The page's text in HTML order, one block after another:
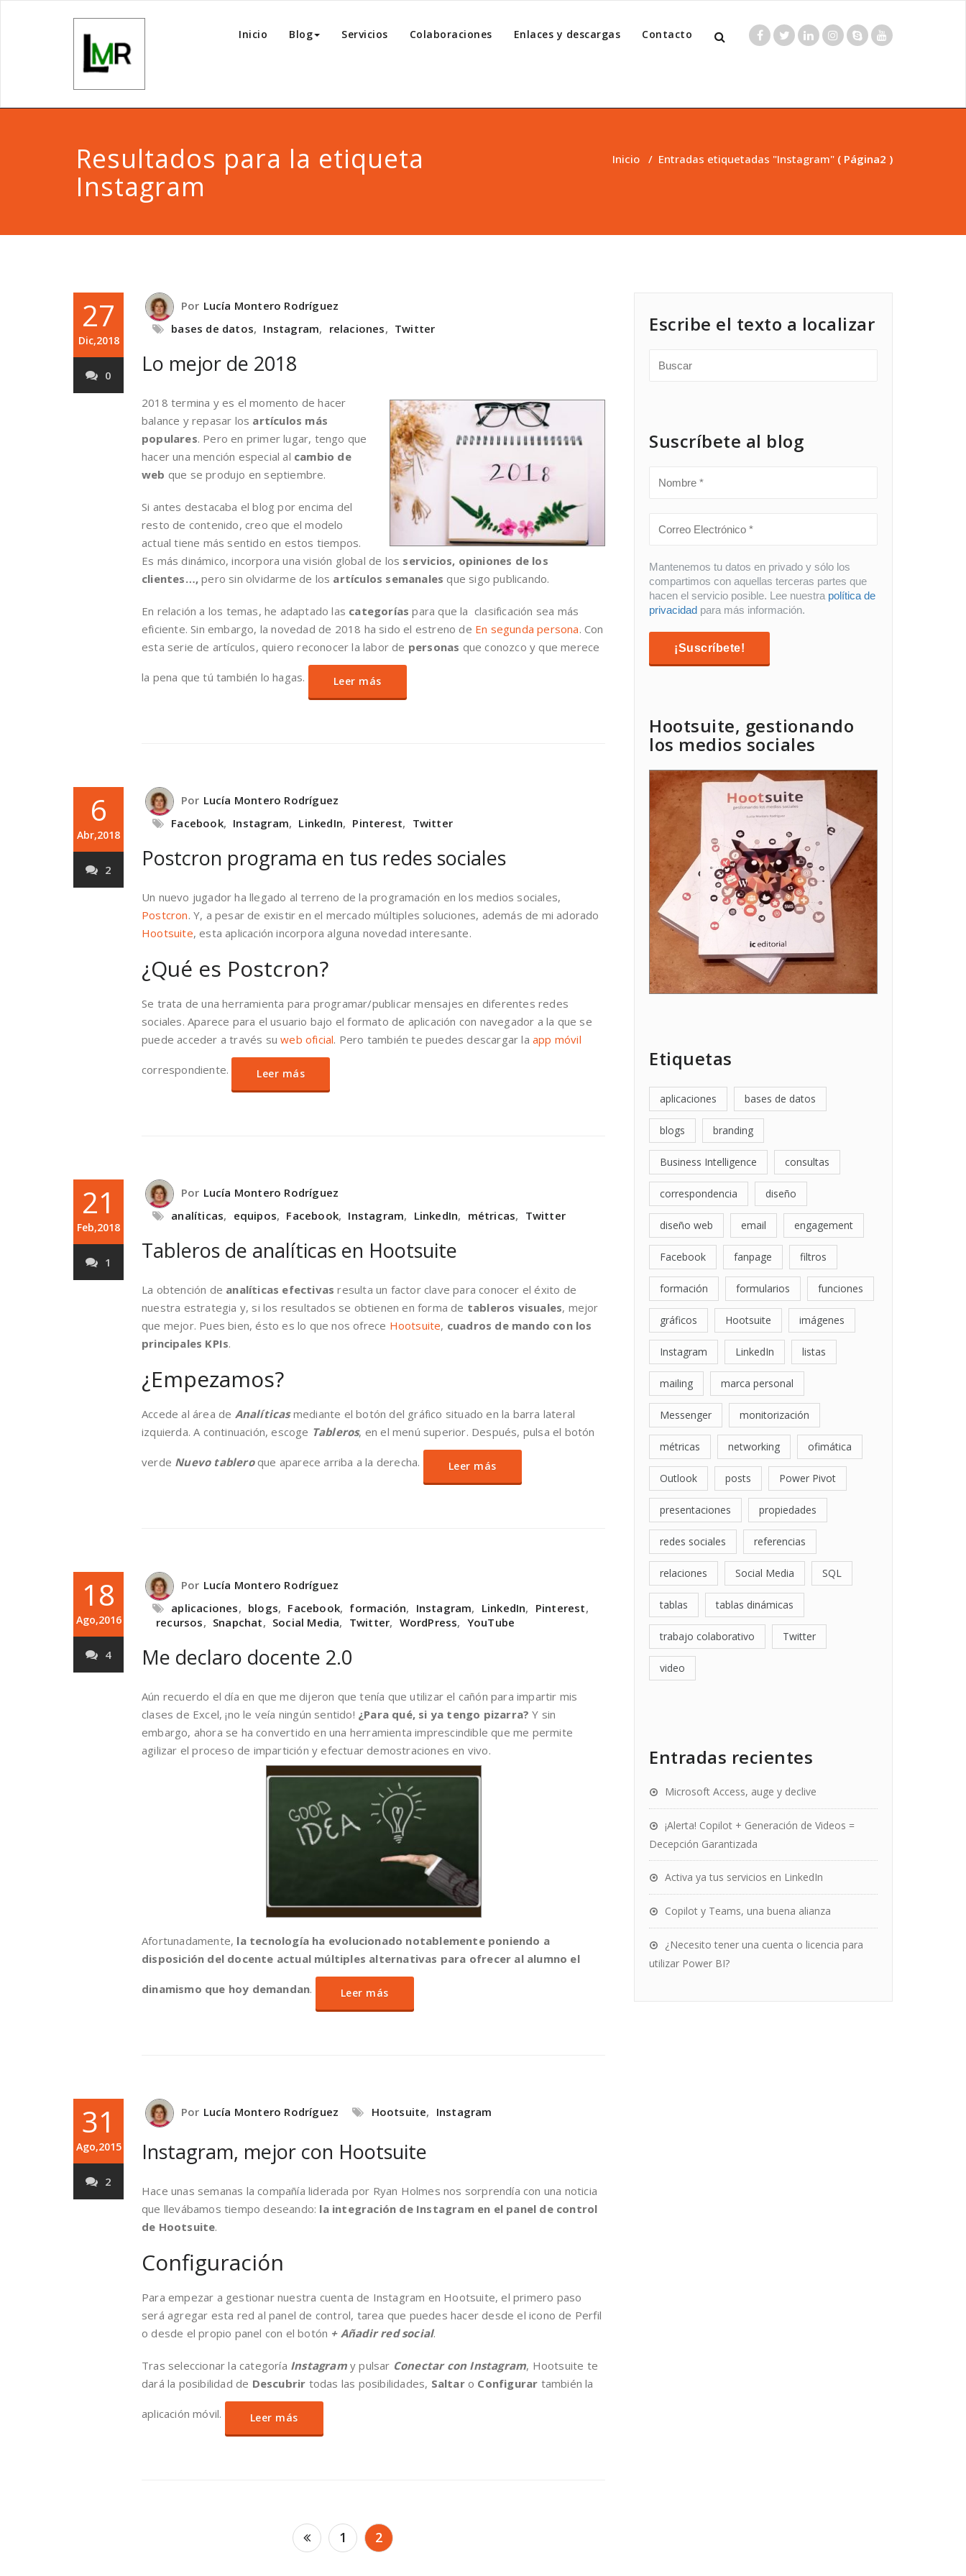
Inicio Blog Servicios Colaboraciones Enlaces y descargas Contacto
Resultados para la etiqueta
Instagram
Inicio / Entradas etiquetadas "Instagram" ( Página2 )
27
Dic,2018
0
Por Lucía Montero Rodríguez
bases de datos, Instagram, relaciones, Twitter
Lo mejor de 2018
2018 termina y es el momento de hacer
balance y repasar los artículos más
populares. Pero en primer lugar, tengo que
hacer una mención especial al cambio de
web que se produjo en septiembre.
Si antes destacaba el blog por encima del
resto de contenido, creo que el modelo
actual tiene más sentido en estos tiempos.
Es más dinámico, incorpora una visión global de los servicios, opiniones de los
clientes…, pero sin olvidarme de los artículos semanales que sigo publicando.
En relación a los temas, he adaptado las categorías para que la clasificación sea más
eficiente. Sin embargo, la novedad de 2018 ha sido el estreno de En segunda persona. Con
esta serie de artículos, quiero reconocer la labor de personas que conozco y que merece
la pena que tú también lo hagas. Leer más
6
Abr,2018
2
Por Lucía Montero Rodríguez
Facebook, Instagram, LinkedIn, Pinterest, Twitter
Postcron programa en tus redes sociales
Un nuevo jugador ha llegado al terreno de la programación en los medios sociales,
Postcron. Y, a pesar de existir en el mercado múltiples soluciones, además de mi adorado
Hootsuite, esta aplicación incorpora alguna novedad interesante.
¿Qué es Postcron?
Se trata de una herramienta para programar/publicar mensajes en diferentes redes
sociales. Aparece para el usuario bajo el formato de aplicación con navegador a la que se
puede acceder a través suweb oficial. Pero también te puedes descargar laapp móvil
correspondiente. Leer más
21
Feb,2018
1
Por Lucía Montero Rodríguez
analíticas, equipos, Facebook, Instagram, LinkedIn, métricas, Twitter
Tableros de analíticas en Hootsuite
La obtención de analíticas efectivas resulta un factor clave para conocer el éxito de
nuestra estrategia y, si los resultados se obtienen en forma de tableros visuales, mejor
que mejor. Pues bien, ésto es lo que nos ofrece Hootsuite, cuadros de mando con los
principales KPIs.
¿Empezamos?
Accede al área de Analíticas mediante el botón del gráfico situado en la barra lateral
izquierda. A continuación, escoge Tableros, en el menú superior. Después, pulsa el botón
verde Nuevo tableroque aparece arriba a la derecha. Leer más
18
Ago,2016
4
Por Lucía Montero Rodríguez
aplicaciones, blogs, Facebook, formación, Instagram, LinkedIn, Pinterest,
recursos, Snapchat, Social Media, Twitter, WordPress, YouTube
Me declaro docente 2.0
Aún recuerdo el día en que me dijeron que tenía que utilizar el cañón para impartir mis
clases de Excel, ¡no le veía ningún sentido! ¿Para qué, si ya tengo pizarra? Y sin
embargo, ahora se ha convertido en una herramienta imprescindible que me permite
agilizar el proceso de impartición y efectuar demostraciones en vivo.
Afortunadamente, la tecnología ha evolucionado notablemente poniendo a
disposición del docente actual múltiples alternativas para ofrecer al alumno el
dinamismo que hoy demandan. Leer más
31
Ago,2015
2
Por Lucía Montero Rodríguez Hootsuite, Instagram
Instagram, mejor con Hootsuite
Hace unas semanas la compañía liderada por Ryan Holmes nos sorprendía con una noticia
que llevábamos tiempo deseando: la integración de Instagram en el panel de control
de Hootsuite.
Configuración
Para empezar a gestionar nuestra cuenta de Instagram en Hootsuite, el primero paso
será agregar esta red al panel de control, tarea que puedes hacer desde el icono de Perfil
o desde el propio panel con el botón + Añadir red social.
Tras seleccionar la categoría Instagramy pulsar Conectar con Instagram, Hootsuite te
dará la posibilidad de Descubrir todas las posibilidades, Saltaro Configurar también la
aplicación móvil. Leer más
1 2
Escribe el texto a localizar
Suscríbete al blog
Mantenemos tu datos en privado y sólo los
compartimos con aquellas terceras partes que
hacen el servicio posible. Lee nuestra política de
privacidad para más información.
Hootsuite, gestionando
los medios sociales
Etiquetas
aplicaciones bases de datos
blogs branding
Business Intelligence consultas
correspondencia diseño
diseño web email engagement
Facebook fanpage filtros
formación formularios funciones
gráficos Hootsuite imágenes
Instagram LinkedIn listas
mailing marca personal
Messenger monitorización
métricas networking ofimática
Outlook posts Power Pivot
presentaciones propiedades
redes sociales referencias
relaciones Social Media SQL
tablas tablas dinámicas
trabajo colaborativo Twitter
video
Entradas recientes
Microsoft Access, auge y declive
¡Alerta! Copilot + Generación de Videos =
Decepción Garantizada
Activa ya tus servicios en LinkedIn
Copilot y Teams, una buena alianza
¿Necesito tener una cuenta o licencia para
utilizar Power BI?